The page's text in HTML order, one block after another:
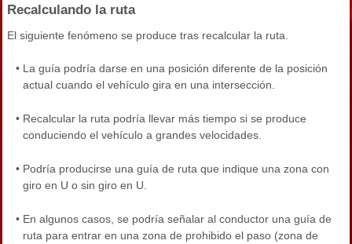
Recalculando la ruta
El siguiente fenómeno se produce tras recalcular la ruta.
• La guía podría darse en una posición diferente de la posición
actual cuando el vehículo gira en una intersección.
• Recalcular la ruta podría llevar más tiempo si se produce
conduciendo el vehículo a grandes velocidades.
• Podría producirse una guía de ruta que indique una zona con
giro en U o sin giro en U.
• En algunos casos, se podría señalar al conductor una guía de
ruta para entrar en una zona de prohibido el paso (zona de